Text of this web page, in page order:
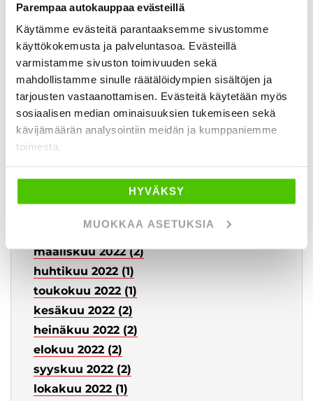
Parempaa autokauppaa evästeillä
Käytämme evästeitä parantaaksemme sivustomme
käyttökokemusta ja palveluntasoa. Evästeillä
varmistamme sivuston toimivuuden sekä
mahdollistamme sinulle räätälöidympien sisältöjen ja
tarjousten vastaanottamisen. Evästeitä käytetään myös
sosiaalisen median ominaisuuksien tukemiseen sekä
kävijämäärän analysointiin meidän ja kumppaniemme
toimesta.
HYVÄKSY
MUOKKAA ASETUKSIA
heinäkuu 2024 (1)
elokuu 2024 (1)
syyskuu 2024 (1)
marraskuu 2024 (2)
helmikuu 2023 (1)
maaliskuu 2023 (1)
huhtikuu 2023 (1)
elokuu 2023 (1)
joulukuu 2023 (1)
helmikuu 2022 (2)
maaliskuu 2022 (2)
huhtikuu 2022 (1)
toukokuu 2022 (1)
kesäkuu 2022 (2)
heinäkuu 2022 (2)
elokuu 2022 (2)
syyskuu 2022 (2)
lokakuu 2022 (1)